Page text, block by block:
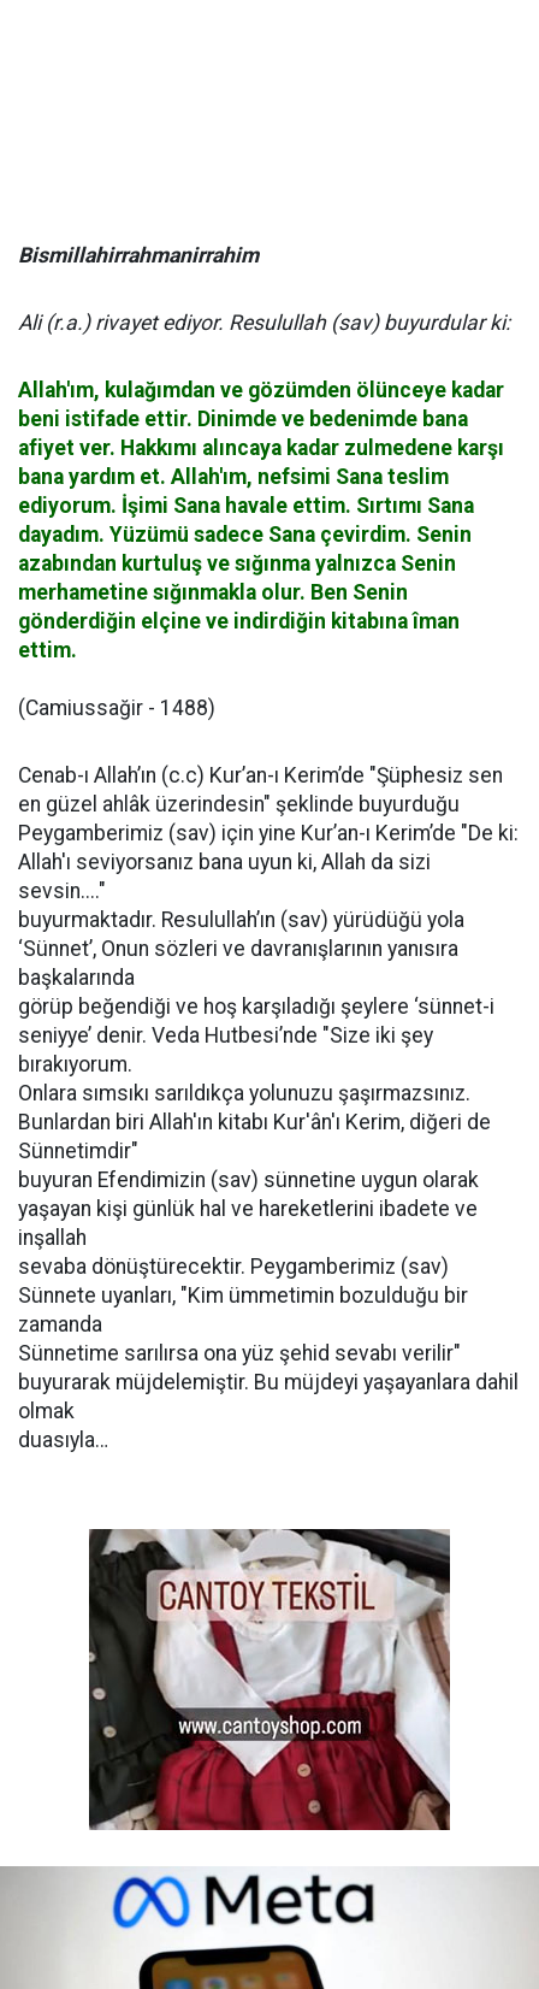
Bismillahirrahmanirrahim
Ali (r.a.) rivayet ediyor. Resulullah (sav) buyurdular ki:
Allah'ım, kulağımdan ve gözümden ölünceye kadar
beni istifade ettir. Dinimde ve bedenimde bana
afiyet ver. Hakkımı alıncaya kadar zulmedene karşı
bana yardım et. Allah'ım, nefsimi Sana teslim
ediyorum. İşimi Sana havale ettim. Sırtımı Sana
dayadım. Yüzümü sadece Sana çevirdim. Senin
azabından kurtuluş ve sığınma yalnızca Senin
merhametine sığınmakla olur. Ben Senin
gönderdiğin elçine ve indirdiğin kitabına îman
ettim.
(Camiussağir - 1488)
Cenab-ı Allah’ın (c.c) Kur’an-ı Kerim’de "Şüphesiz sen
en güzel ahlâk üzerindesin" şeklinde buyurduğu
Peygamberimiz (sav) için yine Kur’an-ı Kerim’de "De ki:
Allah'ı seviyorsanız bana uyun ki, Allah da sizi
sevsin...."
buyurmaktadır. Resulullah’ın (sav) yürüdüğü yola
‘Sünnet’, Onun sözleri ve davranışlarının yanısıra
başkalarında
görüp beğendiği ve hoş karşıladığı şeylere ‘sünnet-i
seniyye’ denir. Veda Hutbesi’nde "Size iki şey
bırakıyorum.
Onlara sımsıkı sarıldıkça yolunuzu şaşırmazsınız.
Bunlardan biri Allah'ın kitabı Kur'ân'ı Kerim, diğeri de
Sünnetimdir"
buyuran Efendimizin (sav) sünnetine uygun olarak
yaşayan kişi günlük hal ve hareketlerini ibadete ve
inşallah
sevaba dönüştürecektir. Peygamberimiz (sav)
Sünnete uyanları, "Kim ümmetimin bozulduğu bir
zamanda
Sünnetime sarılırsa ona yüz şehid sevabı verilir"
buyurarak müjdelemiştir. Bu müjdeyi yaşayanlara dahil
olmak
duasıyla…